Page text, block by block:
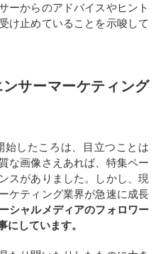
ーからのアドバイスやヒント
け止めていることを示唆して
サーマーケティング
始したころは、目立つことは
な画像さえあれば、特集ペー
スがありました。しかし、現
ケティング業界が急速に成長
シャルメディアのフォロワー
にしています。